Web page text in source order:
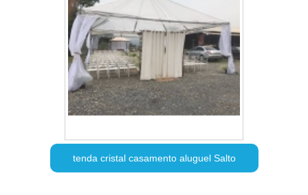
tenda cristal casamento aluguel Salto